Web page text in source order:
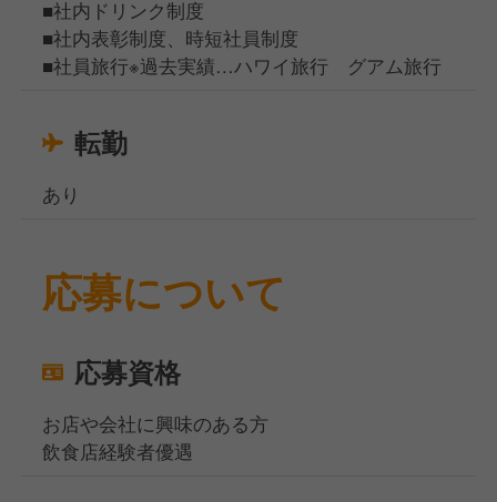
■社内ドリンク制度
■社内表彰制度、時短社員制度
■社員旅行※過去実績…ハワイ旅行 グアム旅行
転勤
あり
応募について
応募資格
お店や会社に興味のある方
飲食店経験者優遇